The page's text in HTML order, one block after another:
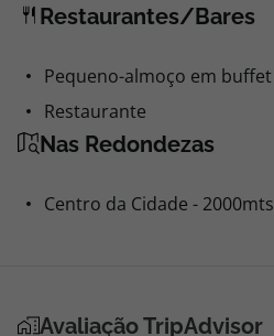
Restaurantes/Bares
Pequeno-almoço em buffet
Restaurante
Nas Redondezas
Centro da Cidade - 2000mts
Avaliação TripAdvisor